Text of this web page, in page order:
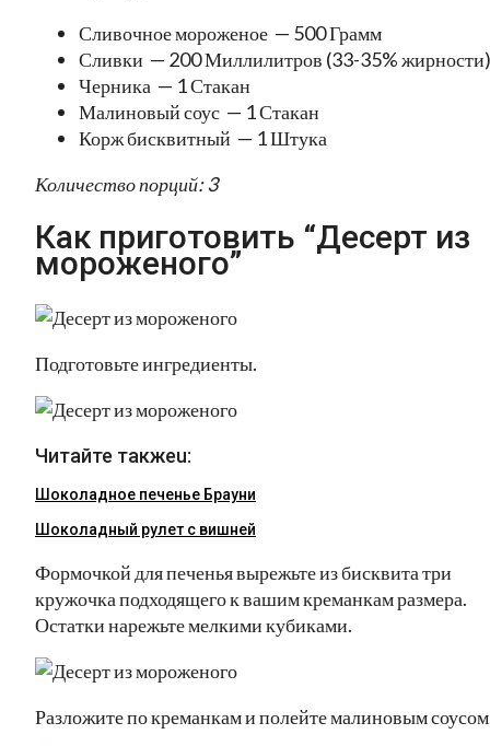
Сливочное мороженое — 500 Грамм
Сливки — 200 Миллилитров (33-35% жирности)
Черника — 1 Стакан
Малиновый соус — 1 Стакан
Корж бисквитный — 1 Штука
Количество порций: 3
Как приготовить “Десерт из
мороженого”
Подготовьте ингредиенты.
Читайте такжеu:
Шоколадное печенье Брауни
Шоколадный рулет с вишней
Формочкой для печенья вырежьте из бисквита три
кружочка подходящего к вашим креманкам размера.
Остатки нарежьте мелкими кубиками.
Разложите по креманкам и полейте малиновым